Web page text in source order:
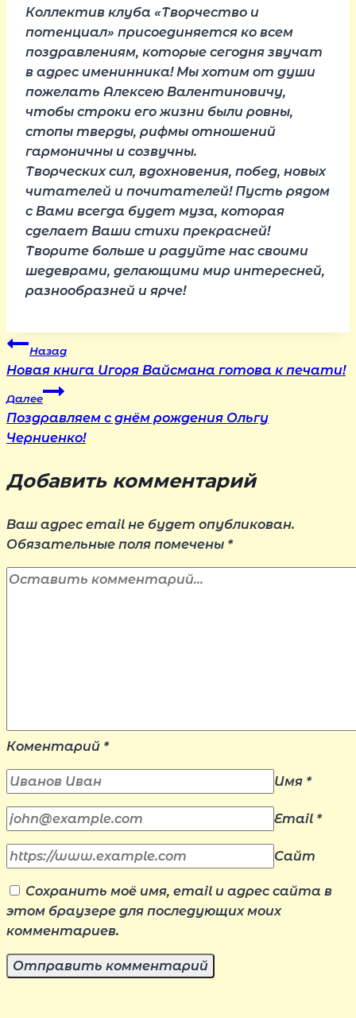
Коллектив клуба «Творчество и
потенциал» присоединяется ко всем
поздравлениям, которые сегодня звучат
в адрес именинника! Мы хотим от души
пожелать Алексею Валентиновичу,
чтобы строки его жизни были ровны,
стопы тверды, рифмы отношений
гармоничны и созвучны.
Творческих сил, вдохновения, побед, новых
читателей и почитателей! Пусть рядом
с Вами всегда будет муза, которая
сделает Ваши стихи прекрасней!
Творите больше и радуйте нас своими
шедеврами, делающими мир интересней,
разнообразней и ярче!
Навигация
по
записям
Назад
Новая книга Игоря Вайсмана готова к печати!
Далее
Поздравляем с днём рождения Ольгу
Черниенко!
Добавить комментарий
Ваш адрес email не будет опубликован.
Обязательные поля помечены *
Коментарий *
Имя *
Email *
Сайт
Сохранить моё имя, email и адрес сайта в
этом браузере для последующих моих
комментариев.